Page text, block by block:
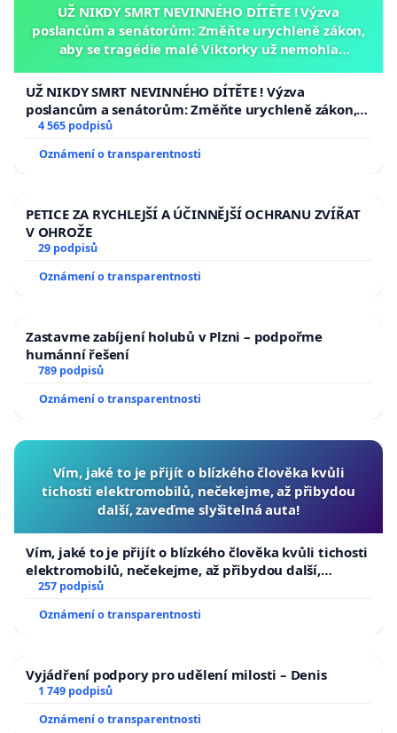
UŽ NIKDY SMRT NEVINNÉHO DÍTĚTE ! Výzva
poslancům a senátorům: Změňte urychleně zákon,
aby se tragédie malé Viktorky už nemohla
UŽ NIKDY SMRT NEVINNÉHO DÍTĚTE ! Výzva
poslancům a senátorům: Změňte urychleně zákon,
aby se tragédie malé Viktorky už nemohla opakovat!
4 565 podpisů
Oznámení o transparentnosti
PETICE ZA RYCHLEJŠÍ A ÚČINNĚJŠÍ OCHRANU ZVÍŘAT
V OHROŽE
29 podpisů
Oznámení o transparentnosti
Zastavme zabíjení holubů v Plzni – podpořme
humánní řešení
789 podpisů
Oznámení o transparentnosti
Vím, jaké to je přijít o blízkého člověka kvůli
tichosti elektromobilů, nečekejme, až přibydou
další, zaveďme slyšitelná auta!
Vím, jaké to je přijít o blízkého člověka kvůli tichosti
elektromobilů, nečekejme, až přibydou další,
zaveďme slyšitelná auta!
257 podpisů
Oznámení o transparentnosti
Vyjádření podpory pro udělení milosti – Denis
1 749 podpisů
Oznámení o transparentnosti